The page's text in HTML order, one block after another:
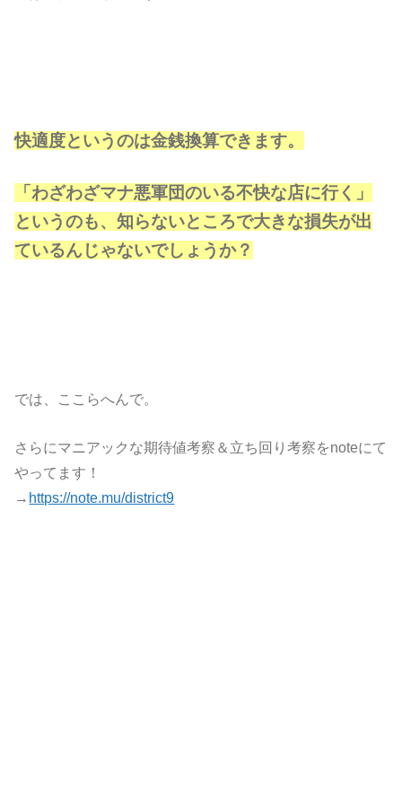
快適度というのは金銭換算できます。
「わざわざマナ悪軍団のいる不快な店に行く」
というのも、知らないところで大きな損失が出
ているんじゃないでしょうか？
では、ここらへんで。
さらにマニアックな期待値考察＆立ち回り考察をnoteにて
やってます！
→ https://note.mu/district9